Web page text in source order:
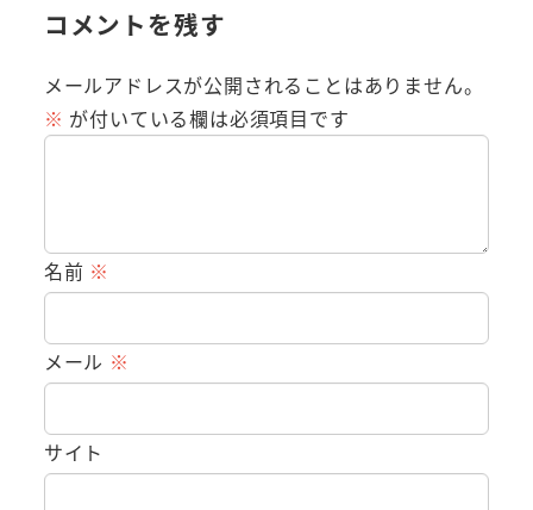
コメントを残す
メールアドレスが公開されることはありません。
※ が付いている欄は必須項目です
名前 ※
メール ※
サイト